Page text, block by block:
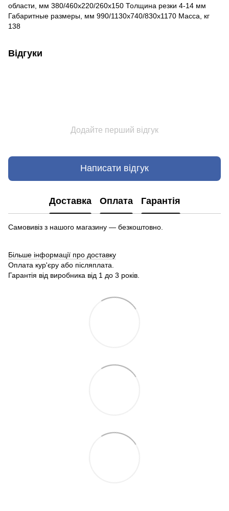
области, мм 380/460х220/260х150 Толщина резки 4-14 мм
Габаритные размеры, мм 990/1130х740/830х1170 Масса, кг
138
Відгуки
Додайте перший відгук
Написати відгук
Доставка Оплата Гарантія
Самовивіз з нашого магазину — безкоштовно.
Більше інформації про доставку
Оплата кур'єру або післяплата.
Гарантія від виробника від 1 до 3 років.